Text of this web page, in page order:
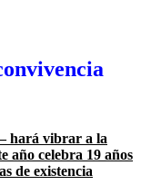
hará vibrar a la
año celebra 19 años
de existencia